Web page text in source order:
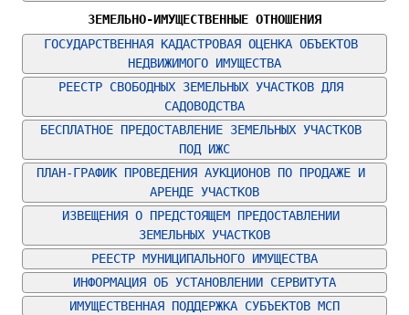
ЗЕМЕЛЬНО-ИМУЩЕСТВЕННЫЕ ОТНОШЕНИЯ
ГОСУДАРСТВЕННАЯ КАДАСТРОВАЯ ОЦЕНКА ОБЪЕКТОВ
НЕДВИЖИМОГО ИМУЩЕСТВА
РЕЕСТР СВОБОДНЫХ ЗЕМЕЛЬНЫХ УЧАСТКОВ ДЛЯ
САДОВОДСТВА
БЕСПЛАТНОЕ ПРЕДОСТАВЛЕНИЕ ЗЕМЕЛЬНЫХ УЧАСТКОВ
ПОД ИЖС
ПЛАН-ГРАФИК ПРОВЕДЕНИЯ АУКЦИОНОВ ПО ПРОДАЖЕ И
АРЕНДЕ УЧАСТКОВ
ИЗВЕЩЕНИЯ О ПРЕДСТОЯЩЕМ ПРЕДОСТАВЛЕНИИ
ЗЕМЕЛЬНЫХ УЧАСТКОВ
РЕЕСТР МУНИЦИПАЛЬНОГО ИМУЩЕСТВА
ИНФОРМАЦИЯ ОБ УСТАНОВЛЕНИИ СЕРВИТУТА
ИМУЩЕСТВЕННАЯ ПОДДЕРЖКА СУБЪЕКТОВ МСП